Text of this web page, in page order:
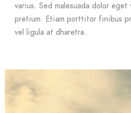
varius. Sed malesuada dolor
pretium. Etiam porttitor finibus
vel ligula at dharetra.